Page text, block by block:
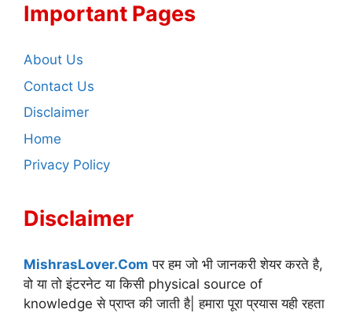
Important Pages
About Us
Contact Us
Disclaimer
Home
Privacy Policy
Disclaimer
MishrasLover.Com पर हम जो भी जानकरी शेयर करते है,
वो या तो इंटरनेट या किसी physical source of
knowledge से प्राप्त की जाती है| हमारा पूरा प्रयास यही रहता